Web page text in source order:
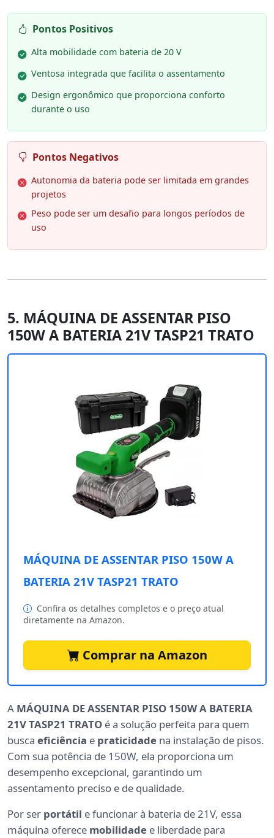
Pontos Positivos
Alta mobilidade com bateria de 20 V
Ventosa integrada que facilita o assentamento
Design ergonômico que proporciona conforto
durante o uso
Pontos Negativos
Autonomia da bateria pode ser limitada em grandes
projetos
Peso pode ser um desafio para longos períodos de
uso
5. MÁQUINA DE ASSENTAR PISO
150W A BATERIA 21V TASP21 TRATO
MÁQUINA DE ASSENTAR PISO 150W A
BATERIA 21V TASP21 TRATO
Confira os detalhes completos e o preço atual
diretamente na Amazon.
Comprar na Amazon
A MÁQUINA DE ASSENTAR PISO 150W A BATERIA
21V TASP21 TRATO é a solução perfeita para quem
busca eficiência e praticidade na instalação de pisos.
Com sua potência de 150W, ela proporciona um
desempenho excepcional, garantindo um
assentamento preciso e de qualidade.
Por ser portátil e funcionar à bateria de 21V, essa
máquina oferece mobilidade e liberdade para